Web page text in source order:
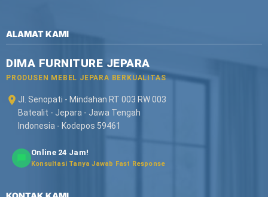
ALAMAT KAMI
DIMA FURNITURE JEPARA
PRODUSEN MEBEL JEPARA BERKUALITAS
Jl. Senopati - Mindahan RT 003 RW 003
Batealit - Jepara - Jawa Tengah
Indonesia - Kodepos 59461
Online 24 Jam!
Konsultasi Tanya Jawab Fast Response